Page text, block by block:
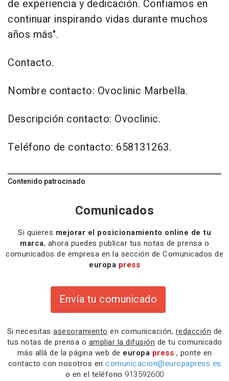
de experiencia y dedicación. Confiamos en
continuar inspirando vidas durante muchos
años más".
Contacto.
Nombre contacto: Ovoclinic Marbella.
Descripción contacto: Ovoclinic.
Teléfono de contacto: 658131263.
Contenido patrocinado
Comunicados
Si quieres mejorar el posicionamiento online de tu
marca, ahora puedes publicar tus notas de prensa o
comunicados de empresa en la sección de Comunicados de
europa press
Envía tu comunicado
Si necesitas asesoramiento en comunicación, redacción de
tus notas de prensa o ampliar la difusión de tu comunicado
más allá de la página web de europa press , ponte en
contacto con nosotros en comunicacion@europapress.es
o en el teléfono 913592600